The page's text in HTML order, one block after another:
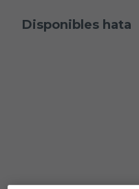
Disponibles hata